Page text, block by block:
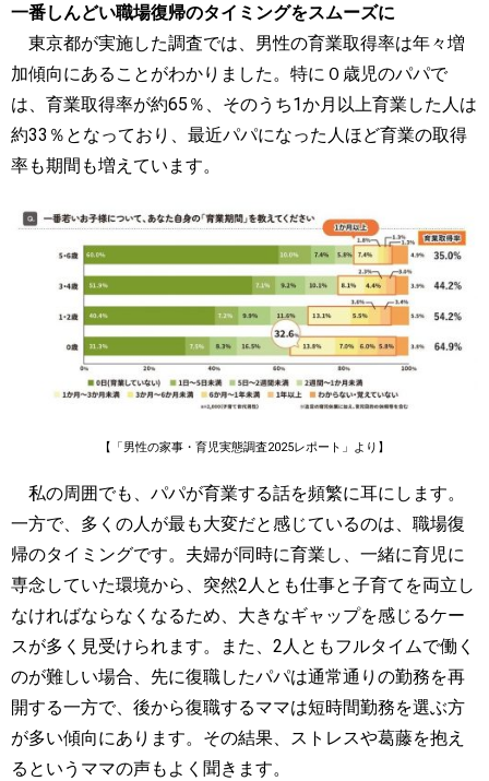
一番しんどい職場復帰のタイミングをスムーズに
東京都が実施した調査では、男性の育業取得率は年々増
加傾向にあることがわかりました。特に０歳児のパパで
は、育業取得率が約65％、そのうち1か月以上育業した人は
約33％となっており、最近パパになった人ほど育業の取得
率も期間も増えています。
【「男性の家事・育児実態調査2025レポート」より】
私の周囲でも、パパが育業する話を頻繁に耳にします。
一方で、多くの人が最も大変だと感じているのは、職場復
帰のタイミングです。夫婦が同時に育業し、一緒に育児に
専念していた環境から、突然2人とも仕事と子育てを両立し
なければならなくなるため、大きなギャップを感じるケー
スが多く見受けられます。また、2人ともフルタイムで働く
のが難しい場合、先に復職したパパは通常通りの勤務を再
開する一方で、後から復職するママは短時間勤務を選ぶ方
が多い傾向にあります。その結果、ストレスや葛藤を抱え
るというママの声もよく聞きます。